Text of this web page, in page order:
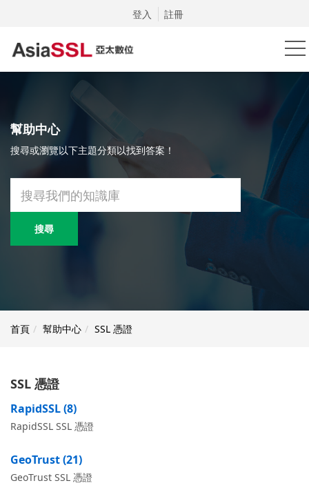
登入 註冊
幫助中心
搜尋或瀏覽以下主題分類以找到答案！
搜尋
首頁 幫助中心 SSL 憑證
SSL 憑證
RapidSSL (8)
RapidSSL SSL 憑證
GeoTrust (21)
GeoTrust SSL 憑證